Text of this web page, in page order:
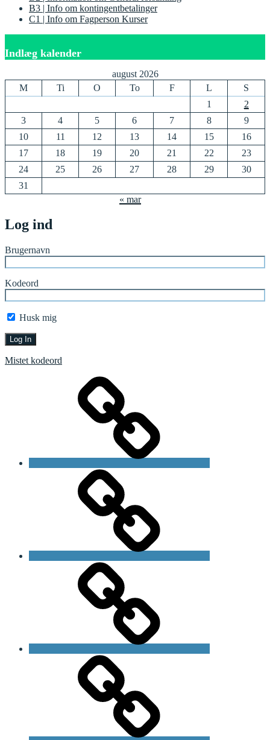
B3 | Info om kontingentbetalinger
C1 | Info om Fagperson Kurser
Indlæg kalender
august 2026
M
Ti O To F L
S
1
2
3
4 5 6 7 8
9
10
11 12 13 14 15
16
17
18 19 20 21 22
23
24
25 26 27 28 29
30
31
« mar
Log ind
Brugernavn
Kodeord
Husk mig
Mistet kodeord